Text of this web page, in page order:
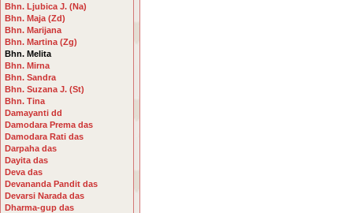
Bhn. Ljubica J. (Na)
Bhn. Maja (Zd)
Bhn. Marijana
Bhn. Martina (Zg)
Bhn. Melita
Bhn. Mirna
Bhn. Sandra
Bhn. Suzana J. (St)
Bhn. Tina
Damayanti dd
Damodara Prema das
Damodara Rati das
Darpaha das
Dayita das
Deva das
Devananda Pandit das
Devarsi Narada das
Dharma-gup das